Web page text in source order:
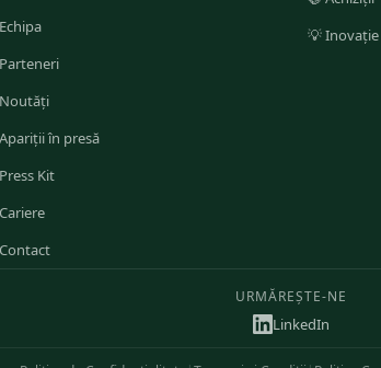
Echipa
Parteneri
Noutăți
Apariții în presă
Press Kit
Cariere
Contact
💡Inovație
URMĂREȘTE-NE
LinkedIn